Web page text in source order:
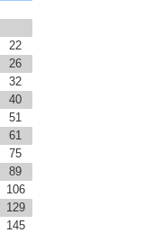
22
26
32
40
51
61
75
89
106
129
145